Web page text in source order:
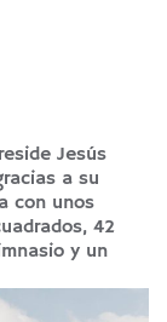
Jesús
a su
con unos
42
y un